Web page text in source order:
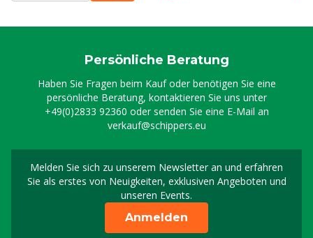
Persönliche Beratung
Haben Sie Fragen beim Kauf oder benötigen Sie eine
persönliche Beratung, kontaktieren Sie uns unter
+49(0)2833 92360 oder senden Sie eine E-Mail an
verkauf@schippers.eu
Melden Sie sich zu unserem Newsletter an und erfahren
Sie als erstes von Neuigkeiten, exklusiven Angeboten und
unseren Events.
Melden Sie sich für
Anmelden